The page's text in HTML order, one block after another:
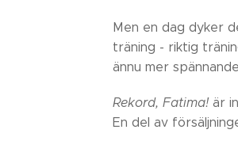
Men en dag dyker
träning - riktig
ännu mer
Rekord, Fatima!är
En del av